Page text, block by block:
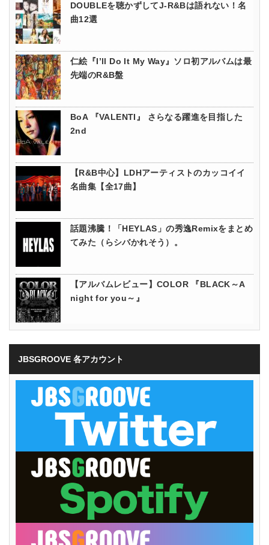
DOUBLEを聴かずしてJ-R&Bは語れない！名
曲12選
仁絵『I’ll Do It My Way』ソロ初アルバムは最
先端のR&B盤
BoA 『VALENTI』 さらなる躍進を目指した
2nd
【R&B中心】LDHアーティストのカッコイイ
名曲集【全17曲】
話題沸騰！「HEYLAS」の秀逸Remixをまとめ
てみた（らシバかれそう）。
【アルバムレビュー】COLOR 『BLACK～A
night for you～』
JBSGROOVE 各アカウント